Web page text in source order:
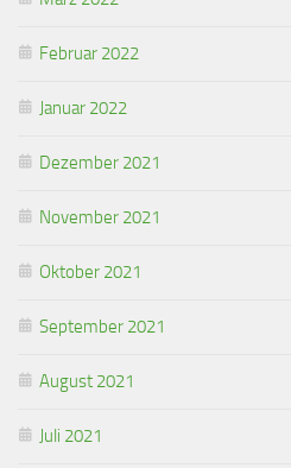
Februar 2022
Januar 2022
Dezember 2021
November 2021
Oktober 2021
September 2021
August 2021
Juli 2021